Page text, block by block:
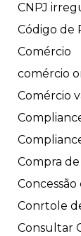
CNPJ
Código de
Comércio
comércio
Comércio
Compra
Conrtole
Consultar